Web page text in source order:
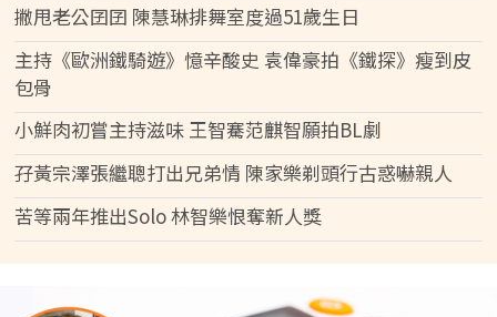
撇甩老公囝囝 陳慧琳排舞室度過51歲生日
主持《歐洲鐵騎遊》憶辛酸史 袁偉豪拍《鐵探》瘦到皮
包骨
小鮮肉初嘗主持滋味 王智騫范麒智願拍BL劇
孖黃宗澤張繼聰打出兄弟情 陳家樂剃頭行古惑嚇親人
苦等兩年推出Solo 林智樂恨奪新人獎